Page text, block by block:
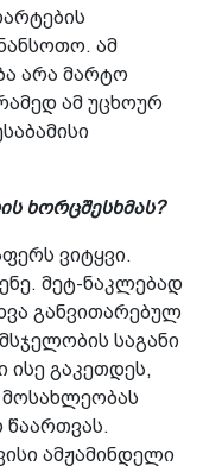
ამ
არა მარტო
ამ უცხოურ
ხორცშესხმას?
ვიტყვი.
მეტ-ნაკლებად
განვითარებულ
საგანი
ისე გაკეთდეს,
ამჟამინდელი